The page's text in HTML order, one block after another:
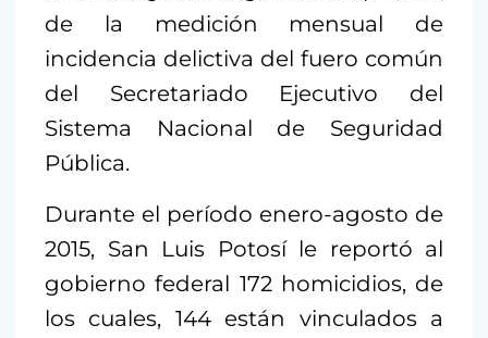
de la medición mensual de
incidencia delictiva del fuero común
del Secretariado Ejecutivo del
Sistema Nacional de Seguridad
Pública.
Durante el período enero-agosto de
2015, San Luis Potosí le reportó al
gobierno federal 172 homicidios, de
los cuales, 144 están vinculados a